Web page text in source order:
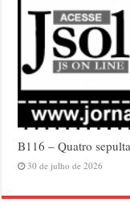
B116 – Quatro
30 de julho de 2026